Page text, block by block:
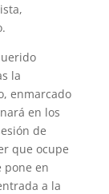
la
enmarcado
en los
de
que ocupe
pone en
a la